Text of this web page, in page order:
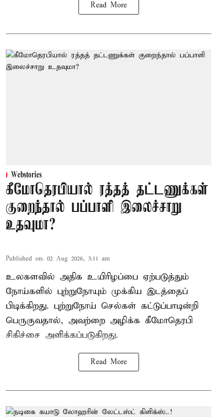
Read More
Webstories
கீமோதெரபியால் ரத்தத் தட்டணுக்கள்
குறைந்தால் பப்பாளி இலைச்சாறு
உதவுமா?
Published on: 02 Aug 2026, 3:11 am
உலகளவில் அதிக உயிரிழப்பை ஏற்படுத்தும்
நோய்களில் புற்றுநோயும் முக்கிய இடத்தைப்
பிடிக்கிறது. புற்றுநோய் செல்கள் கட்டுப்பாடின்றி
பெருகுவதால், அவற்றை அழிக்க கீமோதெரபி
சிகிச்சை அளிக்கப்படுகிறது.
Read More